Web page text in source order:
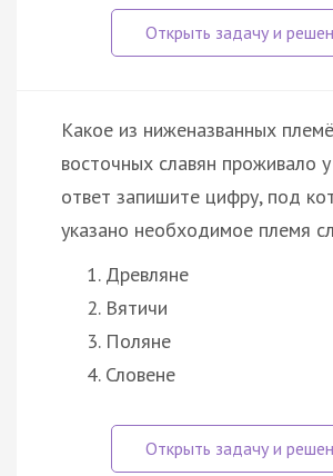
Какое из ниженазванных
восточных славян проживало
ответ запишите цифру, под
указано необходимое племя
Древляне
Вятичи
Поляне
Словене